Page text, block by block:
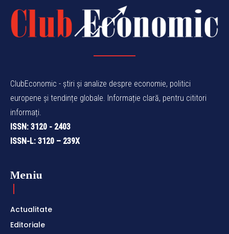
ClubEconomic - știri și analize despre economie, politici
europene și tendințe globale. Informație clară, pentru cititori
informați.
ISSN: 3120 - 2403
ISSN-L: 3120 – 239X
Meniu
Actualitate
Editoriale